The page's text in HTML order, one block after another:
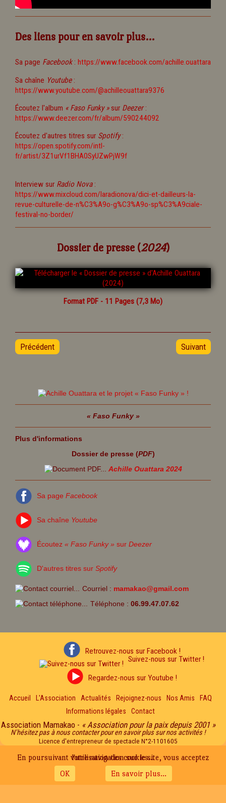
Des liens pour en savoir plus...
Sa page Facebook: https://www.facebook.com/achille.ouattara
Sa chaîne Youtube:
https://www.youtube.com/@achilleouattara9376
Écoutez l'album « Faso Funky »sur Deezer:
https://www.deezer.com/fr/album/590244092
Écoutez d'autres titres sur Spotify:
https://open.spotify.com/intl-
fr/artist/3Z1urVf1BHA0SyUZwPjW9f
Interview sur Radio Nova:
https://www.mixcloud.com/laradionova/dici-et-dailleurs-la-
revue-culturelle-de-n%C3%A9o-g%C3%A9o-sp%C3%A9ciale-
festival-no-border/
Dossier de presse (2024)
Format PDF - 11 Pages (7,3 Mo)
Précédent Suivant
« Faso Funky »
Plus d'informations
Dossier de presse (PDF)
Achille Ouattara 2024
Sa pageFacebook
Sa chaîne Youtube
Écoutez« Faso Funky » surDeezer
D'autres titres surSpotify
Courriel : mamakao@gmail.com
Téléphone : 06.99.47.07.62
Retrouvez-nous sur Facebook !
Suivez-nous sur Twitter !
Regardez-nous sur Youtube !
Accueil L'Association Actualités Rejoignez-nous Nos Amis
FAQ
Informations légales
Contact
Association Mamakao - « Association pour la paix depuis 2001 »
N'hésitez pas à nous contacter pour en savoir plus sur nos activités !
Licence d'entrepreneur de spectacle N°2-1101605
En poursuivant votre navigation sur le site, vous acceptez l'utilisation des cookies...
OK
En savoir plus...